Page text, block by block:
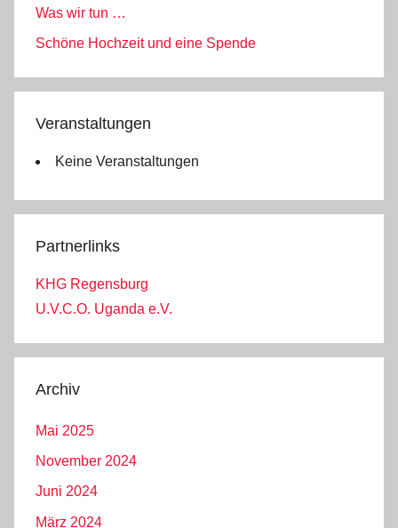
Was wir tun …
Schöne Hochzeit und eine Spende
Veranstaltungen
Keine Veranstaltungen
Partnerlinks
KHG Regensburg
U.V.C.O. Uganda e.V.
Archiv
Mai 2025
November 2024
Juni 2024
März 2024